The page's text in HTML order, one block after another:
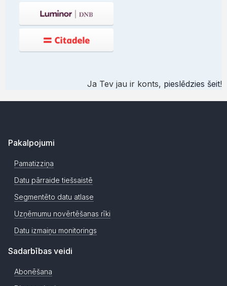
Ja Tev jau ir konts, pieslēdzies šeit!
Pakalpojumi
Pamatizziņa
Datu pārraide tiešsaistē
Segmentēto datu atlase
Uzņēmumu novērtēšanas rīki
Datu izmaiņu monitorings
Sadarbības veidi
Abonēšana